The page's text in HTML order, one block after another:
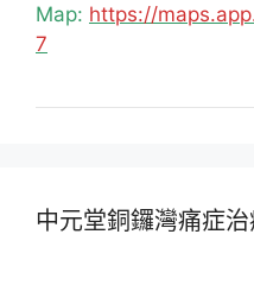
Map: https://
7
中元堂銅鑼灣痛症